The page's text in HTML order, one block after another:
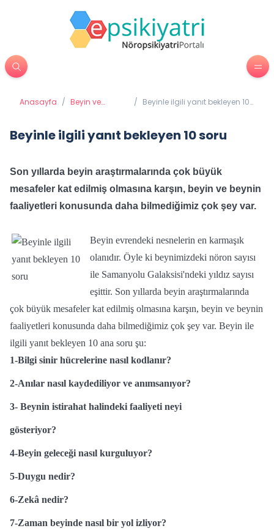
Anasayfa / Beyin ve
/ Beyinle ilgili yanıt bekleyen 10
Beyinle ilgili yanıt bekleyen 10 soru
Son yıllarda beyin araştırmalarında çok büyük
mesafeler kat edilmiş olmasına karşın, beyin ve beynin
faaliyetleri konusunda daha bilmediğimiz çok şey var.
Beyin evrendeki nesnelerin en karmaşık
olanıdır. Öyle ki beynimizdeki nöron sayısı
ile Samanyolu Galaksisi'ndeki yıldız sayısı
eşittir. Son yıllarda beyin araştırmalarında
çok büyük mesafeler kat edilmiş olmasına karşın, beyin ve beynin
faaliyetleri konusunda daha bilmediğimiz çok şey var. Beyin ile
ilgili yanıt bekleyen 10 ana soru şu:
1-Bilgi sinir hücrelerine nasıl kodlanır?
2-Anılar nasıl kaydediliyor ve anımsanıyor?
3- Beynin istirahat halindeki faaliyeti neyi
gösteriyor?
4-Beyin geleceği nasıl kurguluyor?
5-Duygu nedir?
6-Zekâ nedir?
7-Zaman beyinde nasıl bir yol izliyor?